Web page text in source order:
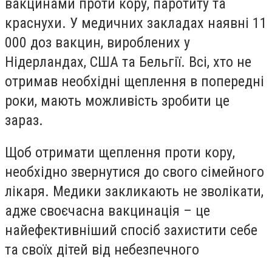
краснухи. У медичних закладах наявні 11
000 доз вакцин, вироблених у
Нідерландах, США та Бельгії. Всі, хто не
отримав необхідні щеплення в попередні
роки, мають можливість зробити це
зараз.
Щоб отримати щеплення проти кору,
необхідно звернутися до свого сімейного
лікаря. Медики закликають не зволікати,
адже своєчасна вакцинація – це
найефективніший спосіб захистити себе
та своїх дітей від небезпечного